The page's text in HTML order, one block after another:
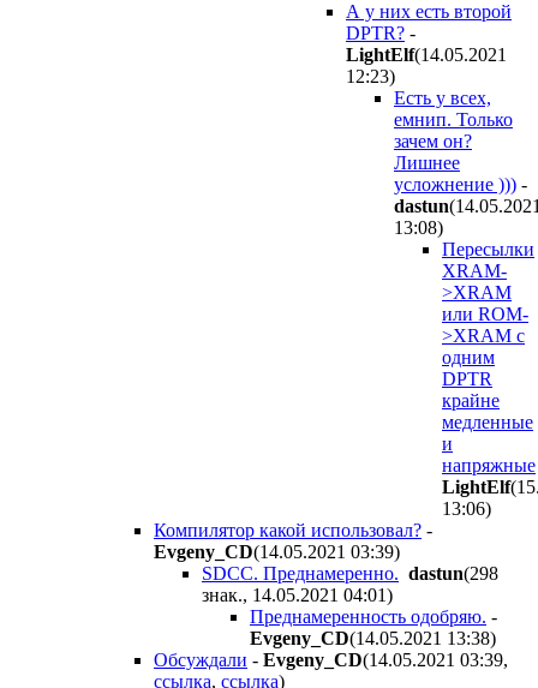
А у них есть второй
DPTR? -
LightElf(14.05.2021
12:23)
Есть у всех,
емнип. Только
зачем он?
Лишнее
усложнение ))) -
dastun
13:08)
Пересылки
XRAM-
>XRAM
или ROM-
>XRAM с
одним
DPTR
крайне
медленные
и
напряжные
LightElf
13:06)
Компилятор какой использовал? -
Evgeny_CD(14.05.2021 03:39)
SDCC. Преднамеренно. dastun(298
знак., 14.05.2021 04:01)
Преднамеренность одобряю. -
Evgeny_CD(14.05.2021 13:38)
Обсуждали - Evgeny_CD(14.05.2021 03:39,
ссылка, ссылка)